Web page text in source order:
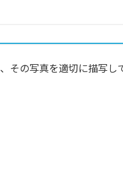
その写真を適切に描写し